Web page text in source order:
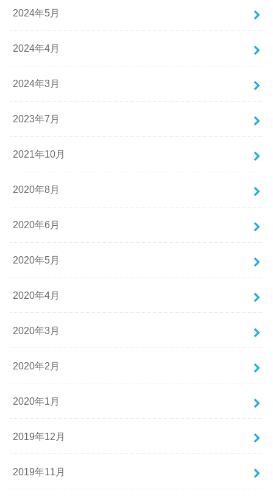
2024年5月
2024年4月
2024年3月
2023年7月
2021年10月
2020年8月
2020年6月
2020年5月
2020年4月
2020年3月
2020年2月
2020年1月
2019年12月
2019年11月